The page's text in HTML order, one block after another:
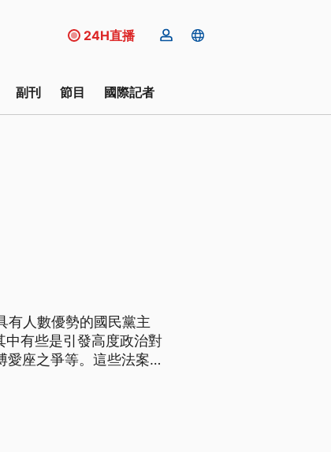
24H直播
副刊 節目 國際記者
有人數優勢的國民黨主
有些是引發高度政治對
座之爭等。這些法案最